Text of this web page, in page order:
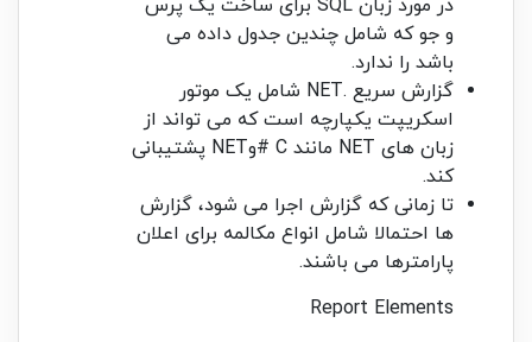
در مورد زبان SQL برای ساخت یک پرس
و جو که شامل چندین جدول داده می
باشد را ندارد.
گزارش سریع .NET شامل یک موتور
اسکریپت یکپارچه است که می تواند از
زبان های NET مانند C #وNET پشتیبانی
کند.
تا زمانی که گزارش اجرا می شود، گزارش
ها احتمالا شامل انواع مکالمه برای اعلان
پارامترها می باشند.
Report Elements